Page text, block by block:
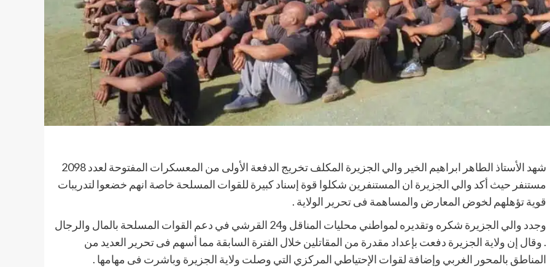
شهد الأستاذ الطاهر ابراهيم الخير والي الجزيرة المكلف تخريج الدفعة الأولى من المعسكرات المفتوحة لعدد 2098
مستنفر حيث أكد والي الجزيرة ان المستنفرين شكلوا قوة إسناد كبيرة للقوات المسلحة خاصة انهم خضعوا لتدريبات
قوية تؤهلهم لخوض المعارض والمساهمة فى تحرير الولاية .
وجدد والي الجزيرة شكره وتقديره لمواطني محليات المناقل و24 القرشي في دعم القوات المسلحة بالمال والرجال
. وقال إن ولاية الجزيرة دفعت بإعداد مقدرة من المقاتلين خلال الفترة السابقة مما أسهم فى تحرير العديد من
المناطق بالمحور الغربي وإضافة لقوات الإحتياطي المركزي التي وصلت ولاية الجزيرة وباشرت فى مهامها .